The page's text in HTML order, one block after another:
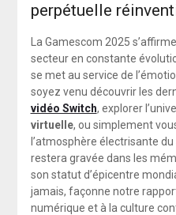
perpétuelle
La Gamescom 2025
secteur en constante
se met au service de
soyez venu découvrir les
vidéo Switch, explorer
virtuelle, ou simplement
l’atmosphère électrisante
restera gravée dans les
son statut d’épicentre
jamais, façonne notre
numérique et à la culture